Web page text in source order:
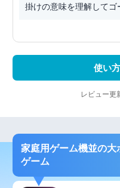
掛けの意味を理解して
使い
レビュー更
家庭用ゲーム機並の
ゲーム